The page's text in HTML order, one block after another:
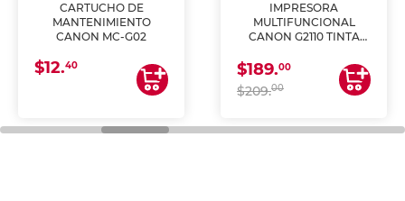
CARTUCHO DE
MANTENIMIENTO
CANON MC-G02
$12.40
IMPRESORA
MULTIFUNCIONAL
CANON G2110 TINTA
$189.00
$209.00